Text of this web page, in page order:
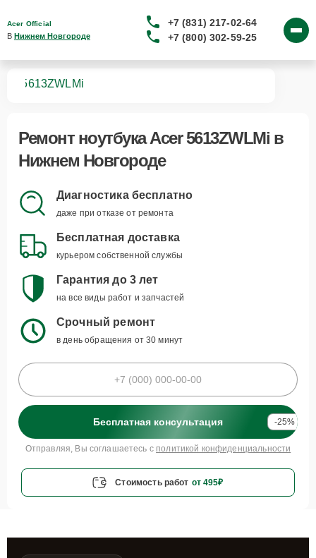
Acer Official
В Нижнем Новгороде
+7 (831) 217-02-64
+7 (800) 302-59-25
5613ZWLMi
Ремонт ноутбука Acer 5613ZWLMi в
Нижнем Новгороде
Диагностика бесплатно
даже при отказе от ремонта
Бесплатная доставка
курьером собственной службы
Гарантия до 3 лет
на все виды работ и запчастей
Срочный ремонт
в день обращения от 30 минут
Бесплатная консультация -25%
Отправляя, Вы соглашаетесь с политикой конфиденциальности
Стоимость работ от 495₽